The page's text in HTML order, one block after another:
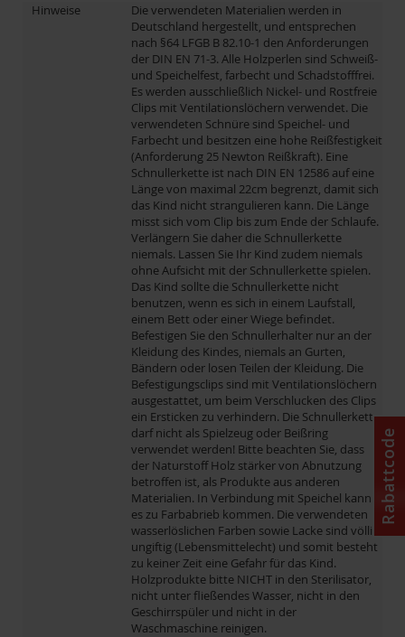
Hinweise
Die verwendeten Materialien werden in
Deutschland hergestellt, und entsprechen
nach §64 LFGB B 82.10-1 den Anforderungen
der DIN EN 71-3. Alle Holzperlen sind Schweiß-
und Speichelfest, farbecht und Schadstofffrei.
Es werden ausschließlich Nickel- und Rostfreie
Clips mit Ventilationslöchern verwendet. Die
verwendeten Schnüre sind Speichel- und
Farbecht und besitzen eine hohe Reißfestigkeit
(Anforderung 25 Newton Reißkraft). Eine
Schnullerkette ist nach DIN EN 12586 auf eine
Länge von maximal 22cm begrenzt, damit sich
das Kind nicht strangulieren kann. Die Länge
misst sich vom Clip bis zum Ende der Schlaufe.
Verlängern Sie daher die Schnullerkette
niemals. Lassen Sie Ihr Kind zudem niemals
ohne Aufsicht mit der Schnullerkette spielen.
Das Kind sollte die Schnullerkette nicht
benutzen, wenn es sich in einem Laufstall,
einem Bett oder einer Wiege befindet.
Befestigen Sie den Schnullerhalter nur an der
Kleidung des Kindes, niemals an Gurten,
Bändern oder losen Teilen der Kleidung. Die
Befestigungsclips sind mit Ventilationslöchern
ausgestattet, um beim Verschlucken des Clips
ein Ersticken zu verhindern. Die Schnullerkette
darf nicht als Spielzeug oder Beißring
verwendet werden! Bitte beachten Sie, dass
der Naturstoff Holz stärker von Abnutzung
betroffen ist, als Produkte aus anderen
Materialien. In Verbindung mit Speichel kann
es zu Farbabrieb kommen. Die verwendeten
wasserlöslichen Farben sowie Lacke sind völlig
ungiftig (Lebensmittelecht) und somit besteht
zu keiner Zeit eine Gefahr für das Kind.
Holzprodukte bitte NICHT in den Sterilisator,
nicht unter fließendes Wasser, nicht in den
Geschirrspüler und nicht in der
Waschmaschine reinigen.
Rabattcode